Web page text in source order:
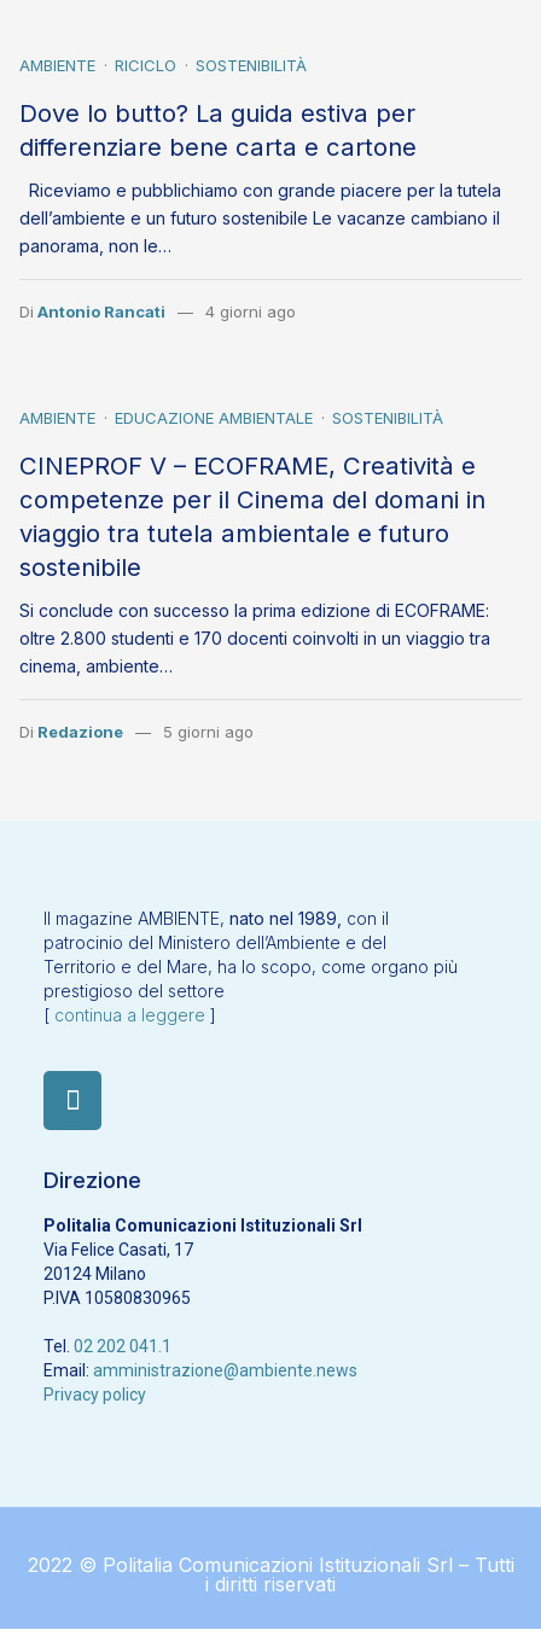
AMBIENTE RICICLO SOSTENIBILITÀ
Dove lo butto? La guida estiva per
differenziare bene carta e cartone
Riceviamo e pubblichiamo con grande piacere per la tutela
dell’ambiente e un futuro sostenibile Le vacanze cambiano il
panorama, non le…
Di Antonio Rancati 4 giorni ago
AMBIENTE EDUCAZIONE AMBIENTALE SOSTENIBILITÀ
CINEPROF V – ECOFRAME, Creatività e
competenze per il Cinema del domani in
viaggio tra tutela ambientale e futuro
sostenibile
Si conclude con successo la prima edizione di ECOFRAME:
oltre 2.800 studenti e 170 docenti coinvolti in un viaggio tra
cinema, ambiente…
Di Redazione 5 giorni ago
Il magazine AMBIENTE, nato nel 1989, con il
patrocinio del Ministero dell’Ambiente e del
Territorio e del Mare, ha lo scopo, come organo più
prestigioso del settore
[ continua a leggere ]
Direzione
Politalia Comunicazioni Istituzionali Srl
Via Felice Casati, 17
20124 Milano
P.IVA 10580830965
Tel. 02 202 041.1
Email: amministrazione@ambiente.news
Privacy policy
2022 © Politalia Comunicazioni Istituzionali Srl – Tutti
i diritti riservati